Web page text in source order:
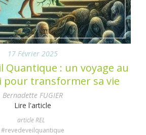
17 Février 2025
Quantique : un voyage au
pour transformer sa vie
Bernadette FUGIER
Lire l'article
article REL
#revedeveilquantique